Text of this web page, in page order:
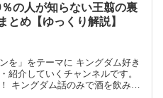
の人が知らない王翦の裏
とめ【ゆっくり解説】
を」をテーマに キングダム好き
紹介していくチャンネルです。
キングダム話のみで酒を飲みな